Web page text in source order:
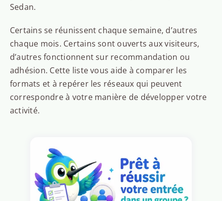
Sedan.
Certains se réunissent chaque semaine, d’autres
chaque mois. Certains sont ouverts aux visiteurs,
d’autres fonctionnent sur recommandation ou
adhésion. Cette liste vous aide à comparer les
formats et à repérer les réseaux qui peuvent
correspondre à votre manière de développer votre
activité.